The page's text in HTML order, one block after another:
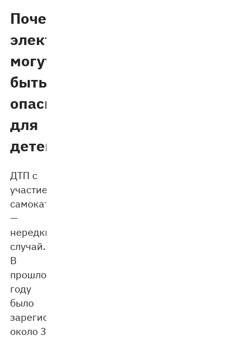
Почему
электросамокаты
могут
быть
опасны
для
детей
ДТП с
участием
самокатчиков
—
нередкий
случай.
В
прошлом
году
было
зарегистрировано
около 3